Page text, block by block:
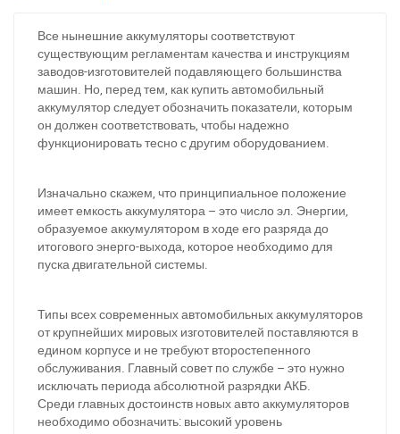
Все нынешние аккумуляторы соответствуют
существующим регламентам качества и инструкциям
заводов-изготовителей подавляющего большинства
машин. Но, перед тем, как купить автомобильный
аккумулятор следует обозначить показатели, которым
он должен соответствовать, чтобы надежно
функционировать тесно с другим оборудованием.
Изначально скажем, что принципиальное положение
имеет емкость аккумулятора – это число эл. Энергии,
образуемое аккумулятором в ходе его разряда до
итогового энерго-выхода, которое необходимо для
пуска двигательной системы.
Типы всех современных автомобильных аккумуляторов
от крупнейших мировых изготовителей поставляются в
едином корпусе и не требуют второстепенного
обслуживания. Главный совет по службе – это нужно
исключать периода абсолютной разрядки АКБ.
Среди главных достоинств новых авто аккумуляторов
необходимо обозначить: высокий уровень